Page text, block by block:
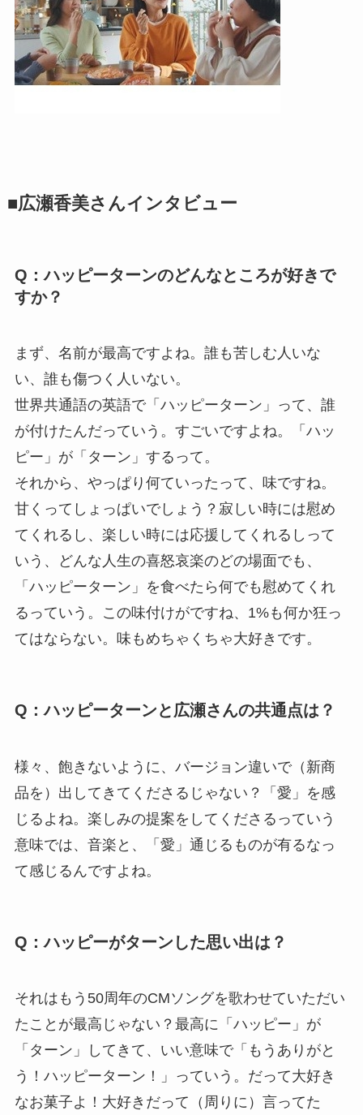
■広瀬香美さんインタビュー
Q：ハッピーターンのどんなところが好きで
すか？
まず、名前が最高ですよね。誰も苦しむ人いな
い、誰も傷つく人いない。
世界共通語の英語で「ハッピーターン」って、誰
が付けたんだっていう。すごいですよね。「ハッ
ピー」が「ターン」するって。
それから、やっぱり何ていったって、味ですね。
甘くってしょっぱいでしょう？寂しい時には慰め
てくれるし、楽しい時には応援してくれるしって
いう、どんな人生の喜怒哀楽のどの場面でも、
「ハッピーターン」を食べたら何でも慰めてくれ
るっていう。この味付けがですね、1%も何か狂っ
てはならない。味もめちゃくちゃ大好きです。
Q：ハッピーターンと広瀬さんの共通点は？
様々、飽きないように、バージョン違いで（新商
品を）出してきてくださるじゃない？「愛」を感
じるよね。楽しみの提案をしてくださるっていう
意味では、音楽と、「愛」通じるものが有るなっ
て感じるんですよね。
Q：ハッピーがターンした思い出は？
それはもう50周年のCMソングを歌わせていただい
たことが最高じゃない？最高に「ハッピー」が
「ターン」してきて、いい意味で「もうありがと
う！ハッピーターン！」っていう。だって大好き
なお菓子よ！大好きだって（周りに）言ってた